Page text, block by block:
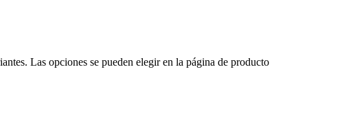
Las opciones se pueden elegir en la página de producto